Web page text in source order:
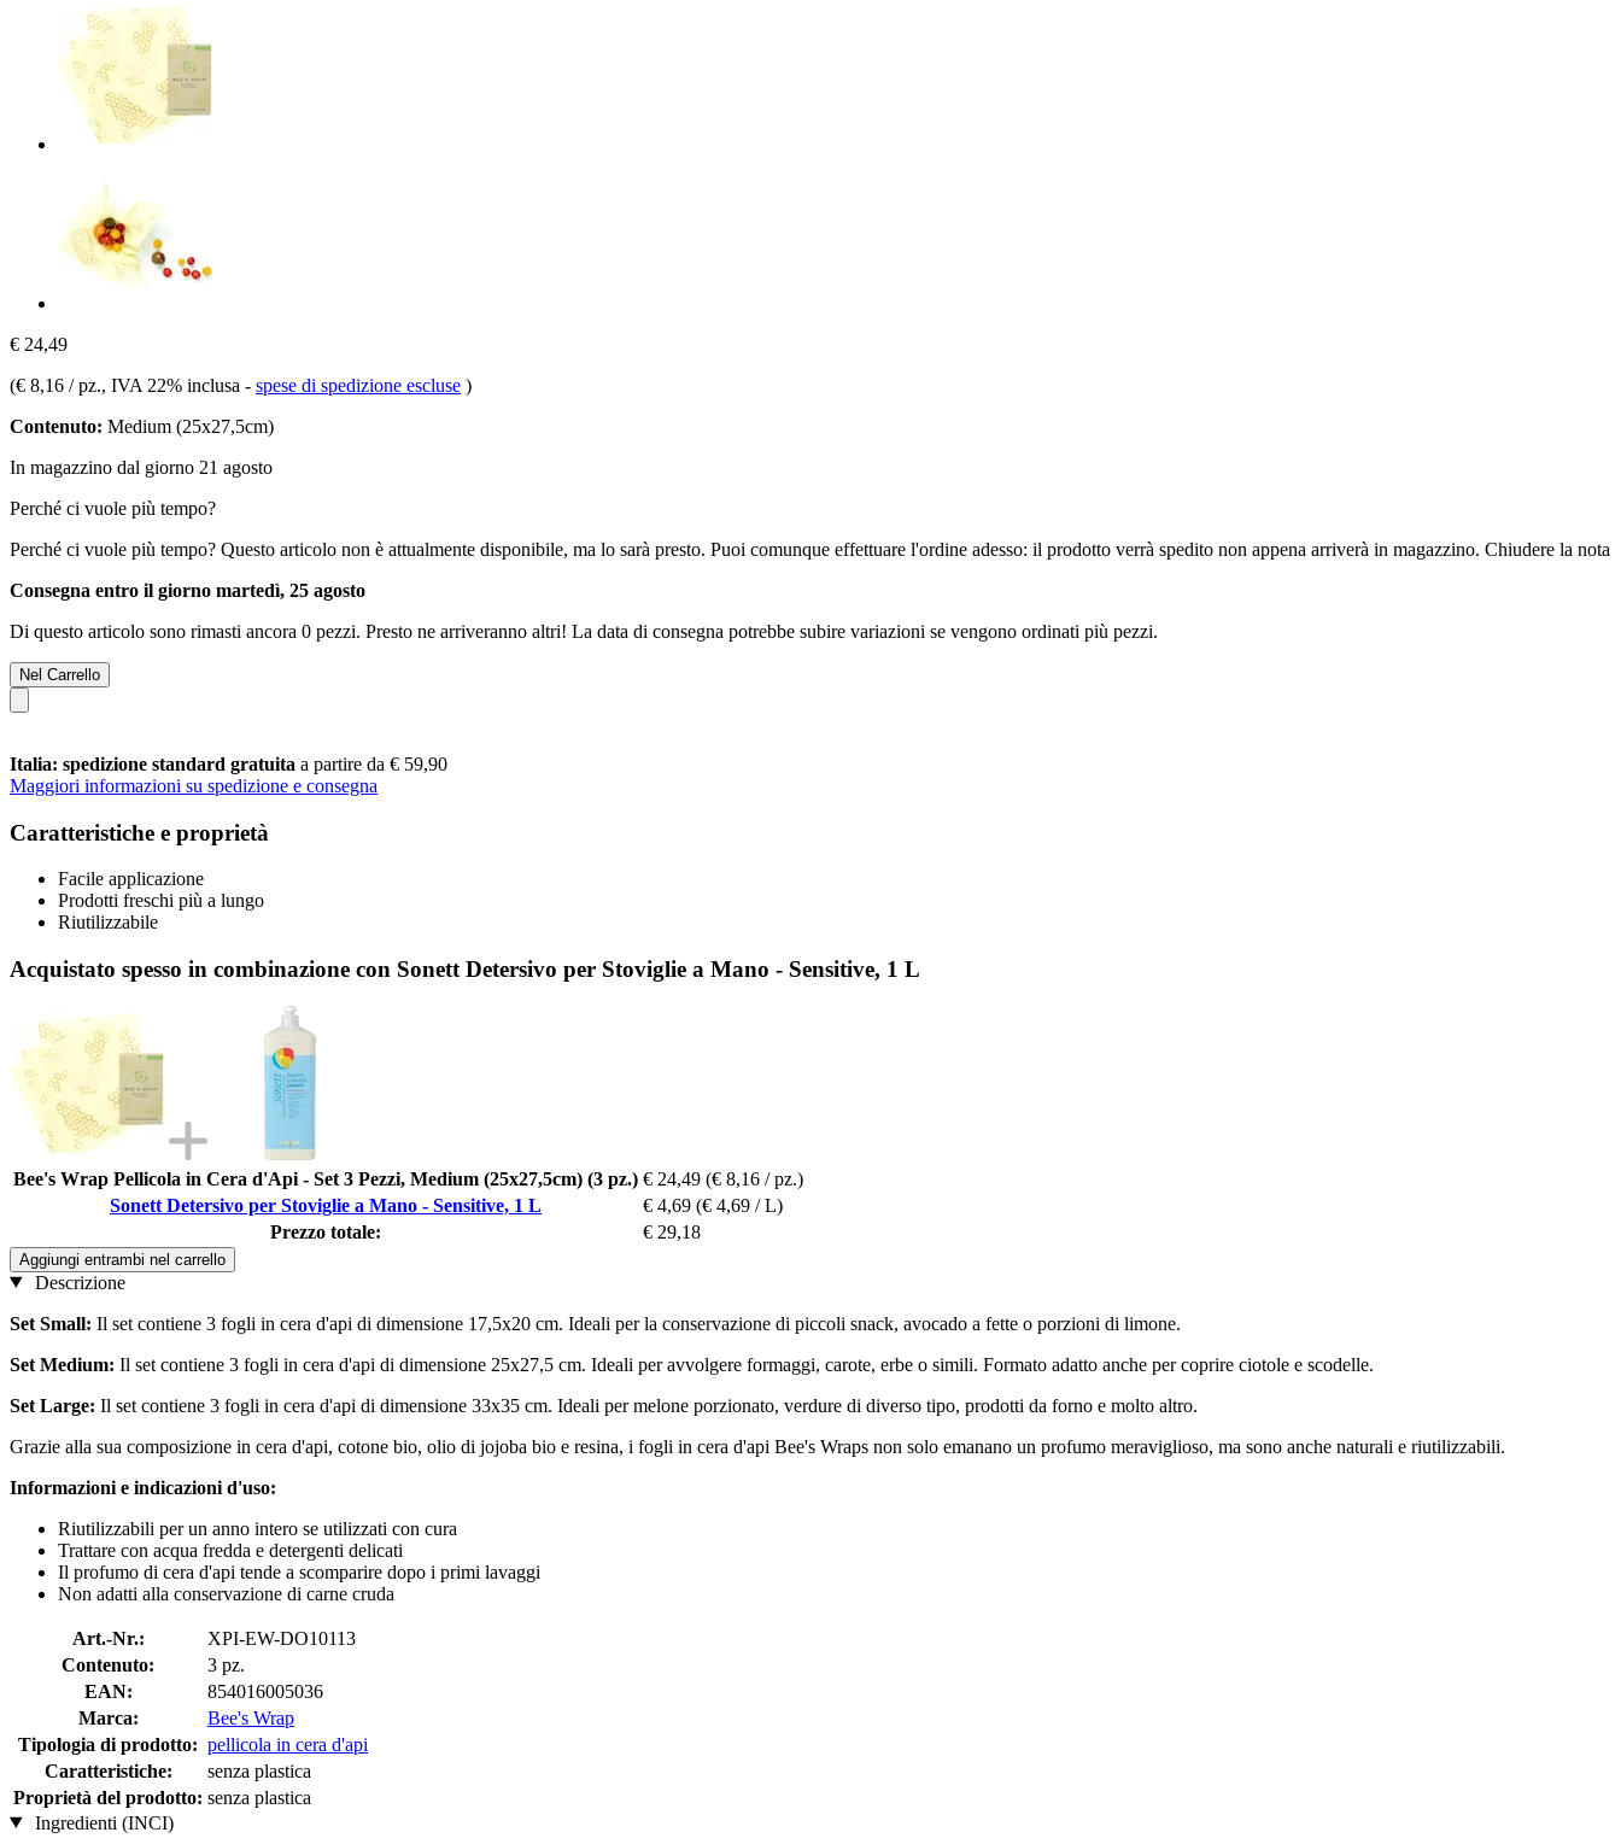
€ 24,49
(€ 8,16 / pz., IVA 22% inclusa - spese di spedizione escluse )
Contenuto: Medium (25x27,5cm)
In magazzino dal giorno 21 agosto
Perché ci vuole più tempo?
Perché ci vuole più tempo? Questo articolo non è attualmente disponibile, ma lo sarà presto. Puoi comunque effettuare l'ordine adesso: il prodotto verrà spedito non appena arriverà in magazzino. Chiudere la nota
Consegna entro il giorno martedì, 25 agosto
Di questo articolo sono rimasti ancora 0 pezzi. Presto ne arriveranno altri! La data di consegna potrebbe subire variazioni se vengono ordinati più pezzi.
Nel Carrello
Italia: spedizione standard gratuita a partire da € 59,90
Maggiori informazioni su spedizione e consegna
Caratteristiche e proprietà
Facile applicazione
Prodotti freschi più a lungo
Riutilizzabile
Acquistato spesso in combinazione con Sonett Detersivo per Stoviglie a Mano - Sensitive, 1 L
Bee's Wrap Pellicola in Cera d'Api - Set 3 Pezzi, Medium (25x27,5cm) (3 pz.) € 24,49 (€ 8,16 / pz.)
Sonett Detersivo per Stoviglie a Mano - Sensitive, 1 L
€ 4,69 (€ 4,69 / L)
Prezzo totale:
€ 29,18
Aggiungi entrambi nel carrello
Descrizione
Set Small: Il set contiene 3 fogli in cera d'api di dimensione 17,5x20 cm. Ideali per la conservazione di piccoli snack, avocado a fette o porzioni di limone.
Set Medium: Il set contiene 3 fogli in cera d'api di dimensione 25x27,5 cm. Ideali per avvolgere formaggi, carote, erbe o simili. Formato adatto anche per coprire ciotole e scodelle.
Set Large: Il set contiene 3 fogli in cera d'api di dimensione 33x35 cm. Ideali per melone porzionato, verdure di diverso tipo, prodotti da forno e molto altro.
Grazie alla sua composizione in cera d'api, cotone bio, olio di jojoba bio e resina, i fogli in cera d'api Bee's Wraps non solo emanano un profumo meraviglioso, ma sono anche naturali e riutilizzabili.
Informazioni e indicazioni d'uso:
Riutilizzabili per un anno intero se utilizzati con cura
Trattare con acqua fredda e detergenti delicati
Il profumo di cera d'api tende a scomparire dopo i primi lavaggi
Non adatti alla conservazione di carne cruda
Art.-Nr.:
XPI-EW-DO10113
Contenuto:
3 pz.
EAN:
854016005036
Marca:
Bee's Wrap
Tipologia di prodotto: pellicola in cera d'api
Caratteristiche:
senza plastica
Proprietà del prodotto: senza plastica
Ingredienti (INCI)